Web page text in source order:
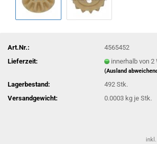
Art.Nr.:
4565452
Lieferzeit:
innerhalb von 2
(Ausland
Lagerbestand: 492Stk.
Versandgewicht:
0.0003 kg je Stk.